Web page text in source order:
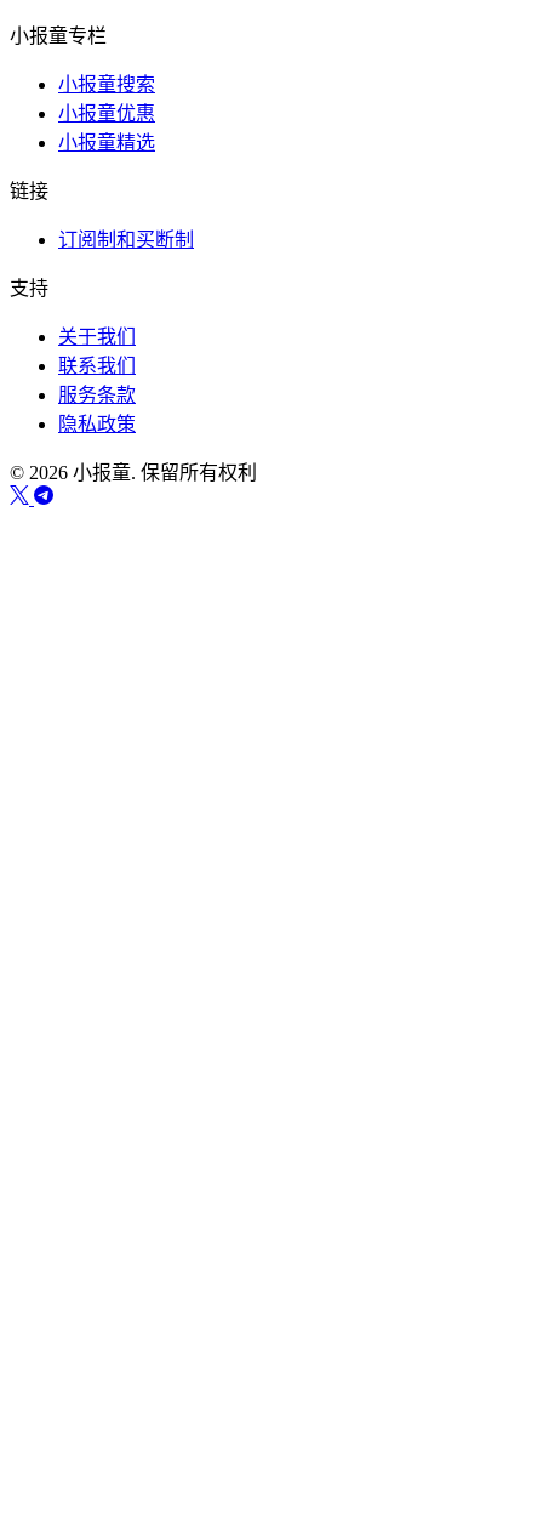
小报童专栏
小报童搜索
小报童优惠
小报童精选
链接
订阅制和买断制
支持
关于我们
联系我们
服务条款
隐私政策
© 2026 小报童. 保留所有权利